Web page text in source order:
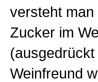
versteht
Zucker im
Weinfreund